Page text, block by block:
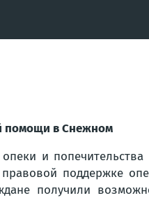
помощи в Снежном
и
поддержке
получили